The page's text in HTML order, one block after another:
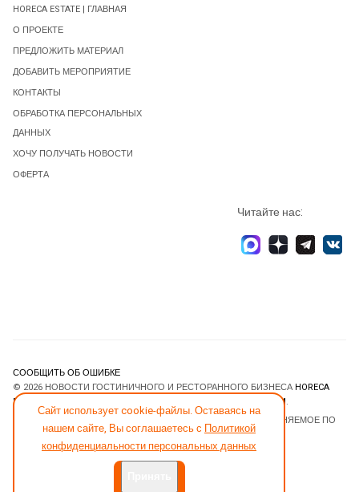
Сайт использует cookie-файлы. Оставаясь на
нашем сайте, Вы соглашаетесь с Политикой
конфиденциальности персональных данных
HORECA ESTATE | ГЛАВНАЯ
О ПРОЕКТЕ
ПРЕДЛОЖИТЬ МАТЕРИАЛ
ДОБАВИТЬ МЕРОПРИЯТИЕ
КОНТАКТЫ
ОБРАБОТКА ПЕРСОНАЛЬНЫХ
ДАННЫХ
ХОЧУ ПОЛУЧАТЬ НОВОСТИ
ОФЕРТА
Читайте нас:
СООБЩИТЬ ОБ ОШИБКЕ
© 2026 НОВОСТИ ГОСТИНИЧНОГО И РЕСТОРАННОГО БИЗНЕСА HORECA
ESTATE
JOOMLART.COM.
- ПРОГРАММНОЕ ОБЕСПЕЧЕНИЕ, РАСПРОСТРАНЯЕМОЕ ПО
ЛИЦЕНЗИИGNU GENERAL PUBLIC LICENSE.